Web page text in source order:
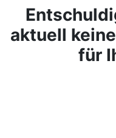
aktuell
für